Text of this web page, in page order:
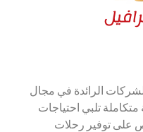
الرائدة في مجال
تلبي احتياجات
على توفير رحلات